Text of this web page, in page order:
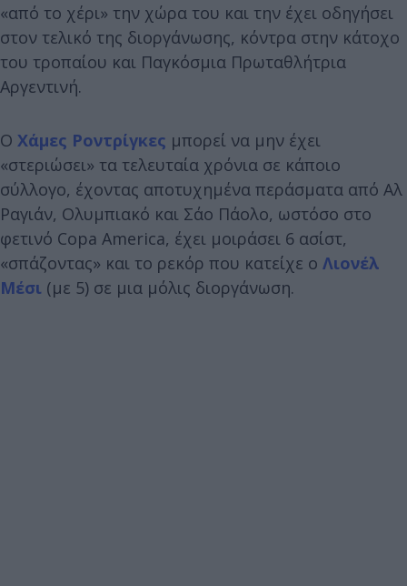
«από το χέρι» την χώρα του και την έχει οδηγήσει
στον τελικό της διοργάνωσης, κόντρα στην κάτοχο
του τροπαίου και Παγκόσμια Πρωταθλήτρια
Αργεντινή.
Ο Χάμες Ροντρίγκες μπορεί να μην έχει
«στεριώσει» τα τελευταία χρόνια σε κάποιο
σύλλογο, έχοντας αποτυχημένα περάσματα από Αλ
Ραγιάν, Ολυμπιακό και Σάο Πάολο, ωστόσο στο
φετινό Copa America, έχει μοιράσει 6 ασίστ,
«σπάζοντας» και το ρεκόρ που κατείχε ο Λιονέλ
Μέσι (με 5) σε μια μόλις διοργάνωση.